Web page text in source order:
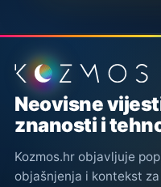
Podnožje stranice
Neovisne
znanosti i
Kozmos.hr objavljuje
objašnjenja i kontekst